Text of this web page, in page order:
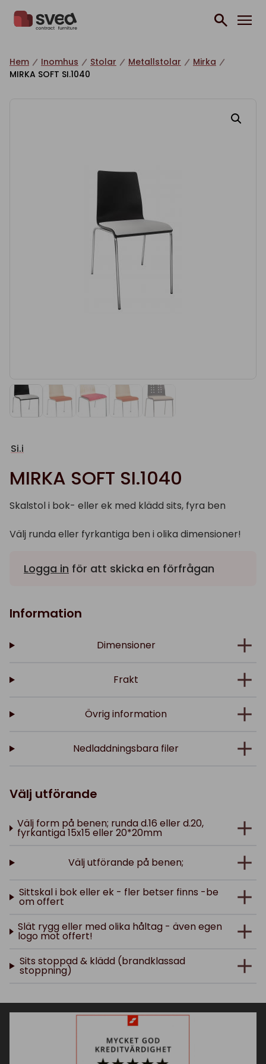
Hem Inomhus Stolar Metallstolar
Mirka
MIRKA SOFT SI.1040
Si.i
MIRKA SOFT SI.1040
Skalstol i bok- eller ek med klädd sits, fyra ben
Välj runda eller fyrkantiga ben i olika dimensioner!
Logga in för att skicka en förfrågan
Information
Dimensioner
Frakt
Övrig information
Nedladdningsbara filer
Välj utförande
Välj form på benen; runda d.16 eller d.20,
fyrkantiga 15x15 eller 20*20mm
Välj utförande på benen;
Sittskal i bok eller ek - fler betser finns -be
om offert
Slät rygg eller med olika håltag - även egen
logo mot offert!
Sits stoppad & klädd (brandklassad
stoppning)